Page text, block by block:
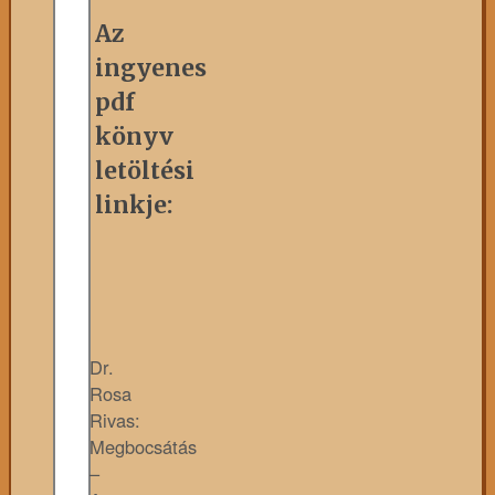
Az
ingyenes
pdf
könyv
letöltési
linkje:
Dr.
Rosa
Rivas:
Megbocsátás
–